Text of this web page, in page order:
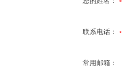
联系电话：
常用邮箱：